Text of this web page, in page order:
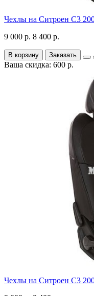
Чехлы на Ситроен С3
9 000 р. 8 400 р.
В корзину Заказать
Ваша скидка: 600 р.
Чехлы на Ситроен С3